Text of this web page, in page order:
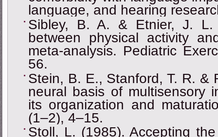
language, and hearing
Sibley, B. A. & Etnier, J. L.
between physical activity
meta-analysis. Pediatric
56.
Stein, B. E., Stanford, T. R. &
neural basis of multisensory
its organization and
(1–2), 4–15.
Stoll, L. (1985). Accepting